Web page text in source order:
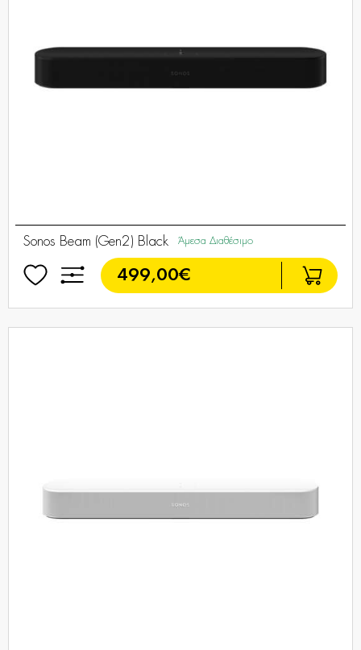
Sonos Beam (Gen2) Black Άμεσα Διαθέσιμο
499,00€